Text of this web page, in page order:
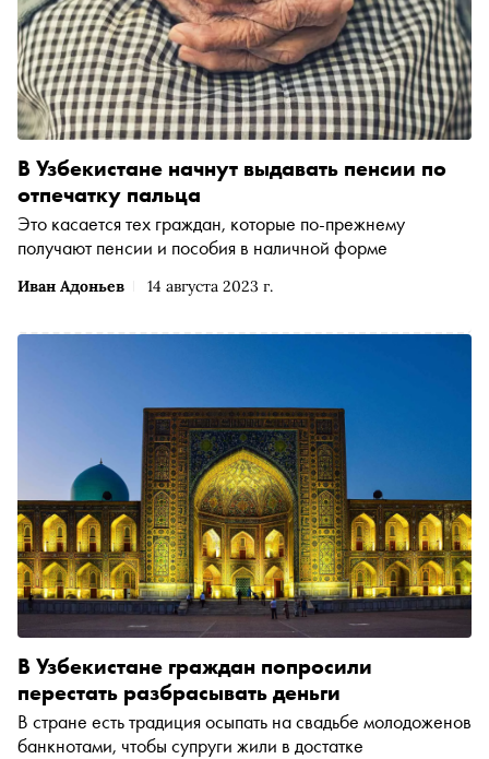
Иван Адоньев 14 августа 2023 г.
В Узбекистане начнут выдавать пенсии по
отпечатку пальца
Это касается тех граждан, которые по-прежнему
получают пенсии и пособия в наличной форме
В Узбекистане граждан попросили
перестать разбрасывать деньги
В стране есть традиция осыпать на свадьбе молодоженов
банкнотами, чтобы супруги жили в достатке